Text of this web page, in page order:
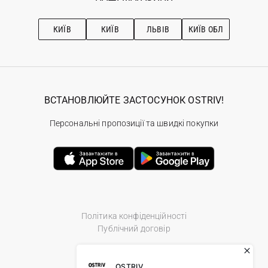
Рекомендації з догляду
КИЇВ КИЇВ ЛЬВІВ КИЇВ ОБЛ
Політика конфіденційності
Публічний договір
ВСТАНОВЛЮЙТЕ ЗАСТОСУНОК OSTRIV!
Персональні пропозиції та швидкі покупки